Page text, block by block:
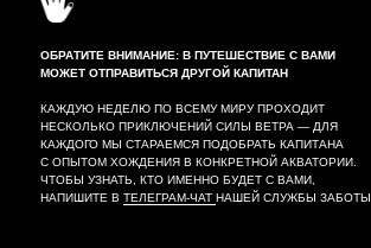
ОБРАТИТЕ ВНИМАНИЕ: В ПУТЕШЕСТВИЕ С ВАМИ
МОЖЕТ ОТПРАВИТЬСЯ ДРУГОЙ КАПИТАН
КАЖДУЮ НЕДЕЛЮ ПО ВСЕМУ МИРУ ПРОХОДИТ
НЕСКОЛЬКО ПРИКЛЮЧЕНИЙ СИЛЫ ВЕТРА — ДЛЯ
КАЖДОГО МЫ СТАРАЕМСЯ ПОДОБРАТЬ КАПИТАНА
С ОПЫТОМ ХОЖДЕНИЯ В КОНКРЕТНОЙ АКВАТОРИИ.
ЧТОБЫ УЗНАТЬ, КТО ИМЕННО БУДЕТ С ВАМИ,
НАПИШИТЕ В ТЕЛЕГРАМ-ЧАТ НАШЕЙ СЛУЖБЫ ЗАБОТЫ